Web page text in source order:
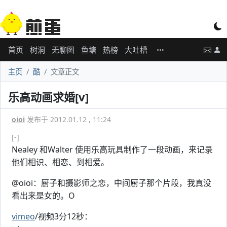
首页 树洞 无聊图 鱼塘 热榜 大吐槽
主页 酷 文章正文
乐高动画求婚[v]
oioi 发布于 2012.01.12 , 11:24
[-]
Nealey 和Walter 使用乐高玩具制作了一段动画，来记录
他们相识、相恋、到相爱。
@oioi：厨子和摄影师之恋，中间厨子那个片段，我真没
看出来是女的。O
vimeo/视频3分12秒：